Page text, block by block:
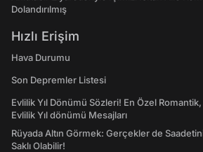
Dolandırılmış
Hızlı Erişim
Hava Durumu
Son Depremler Listesi
Evlilik Yıl Dönümü Sözleri! En Özel
Evlilik Yıl dönümü Mesajları
Rüyada Altın Görmek: Gerçekler de
Saklı Olabilir!